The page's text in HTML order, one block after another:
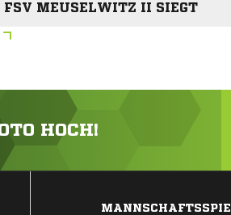
MEUSELWITZ II SIEGT
HOCH!